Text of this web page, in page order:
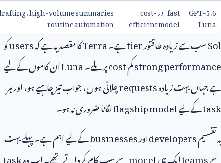
fast اورcost-
efficient model
high-volume summaries،drafting،
routine automation
سے زیادہ طاقتورtierہے۔Terraکا مقصد یہ ہے کہusersکو
strongکمcostپر ملے۔Lunaان کاموں کے لیے
بہت زیادہrequestsچلانی ہوں، جواب تیز چاہیے ہو، اور ہر
کے لیےflagship modelلگانا ضروری نہ ہو۔
developersاورbusinessesکے لیے اہم ہے۔ پہلے بہت
ایک ہیmodelسے سب کام کرواتے تھے۔ اب وہtask